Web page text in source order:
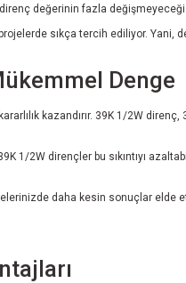
direnç değerinin fazla
sıkça tercih ediliyor. Yani,
Denge
kazandırır. 39K 1/2W
2W dirençler bu sıkıntıyı
daha kesin sonuçlar elde